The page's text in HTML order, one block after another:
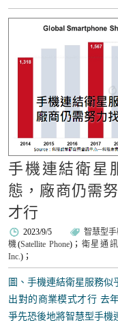
手機連結衛星
態，廠商仍需
才行
2023/9/5 智慧型
機(Satellite Phone)； 衛星通訊
Inc.)；
圖、手機連結衛星服務
出對的商業模式才行 去
爭先恐後地將智慧型手機